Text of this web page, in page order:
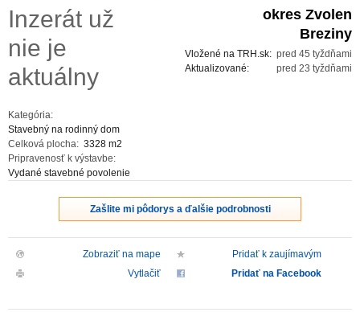
ZVÝRAZNENIE REALITNÝCH INZERÁTOV
OBCHODNÉ PODMIENKY
Inzerát už
nie je
aktuálny
Kategória:
Stavebný na rodinný dom
Celková plocha: 3328 m2
Pripravenosť k výstavbe:
Vydané stavebné povolenie
okres Zvolen
Breziny
pred 45 tyždňami
Vložené na TRH.sk:
pred 23 tyždňami
Aktualizované:
Zašlite mi pôdorys a ďalšie podrobnosti
Zobraziť na mape
Pridať k zaujímavým
Vytlačiť
Pridať na Facebook